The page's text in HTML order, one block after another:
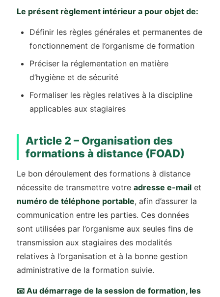
Le présent règlement intérieur a pour objet de:
Définir les règles générales et permanentes de
fonctionnement de l’organisme de formation
Préciser la réglementation en matière
d’hygiène et de sécurité
Formaliser les règles relatives à la discipline
applicables aux stagiaires
Article 2 – Organisation des
formations à distance (FOAD)
Le bon déroulement des formations à distance
nécessite de transmettre votre adresse e-mail et
numéro de téléphone portable, afin d’assurer la
communication entre les parties. Ces données
sont utilisées par l’organisme aux seules fins de
transmission aux stagiaires des modalités
relatives à l’organisation et à la bonne gestion
administrative de la formation suivie.
📧 Au démarrage de la session de formation, les